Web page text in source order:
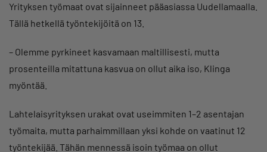
Yrityksen työmaat ovat sijainneet pääasiassa Uudellamaalla.
Tällä hetkellä työntekijöitä on 13.
– Olemme pyrkineet kasvamaan maltillisesti, mutta
prosenteilla mitattuna kasvua on ollut aika iso, Klinga
myöntää.
Lahtelaisyrityksen urakat ovat useimmiten 1–2 asentajan
työmaita, mutta parhaimmillaan yksi kohde on vaatinut 12
työntekijää. Tähän mennessä isoin työmaa on ollut